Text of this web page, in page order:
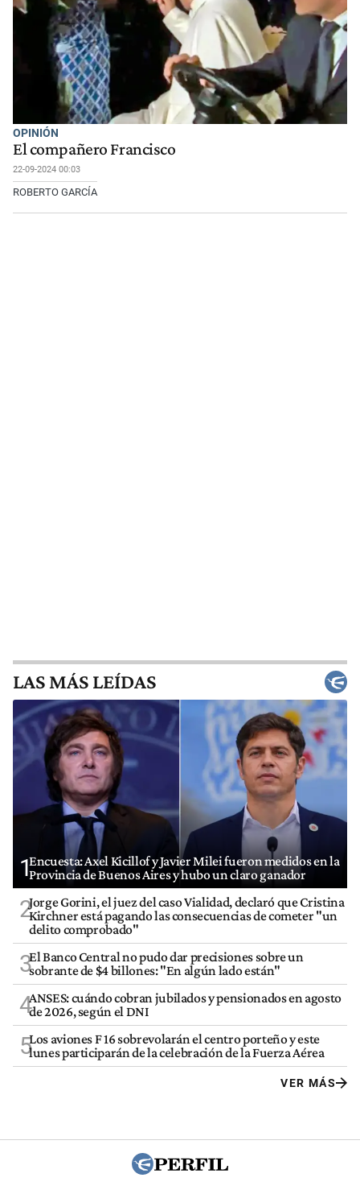
OPINIÓN
El compañero Francisco
22-09-2024 00:03
ROBERTO GARCÍA
LAS MÁS LEÍDAS
1Encuesta: Axel Kicillof y Javier Milei fueron medidos en la
Provincia de Buenos Aires y hubo un claro ganador
2Jorge Gorini, el juez del caso Vialidad, declaró que Cristina
Kirchner está pagando las consecuencias de cometer "un
delito comprobado"
3El Banco Central no pudo dar precisiones sobre un
sobrante de $4 billones: "En algún lado están"
4ANSES: cuándo cobran jubilados y pensionados en agosto
de 2026, según el DNI
5Los aviones F 16 sobrevolarán el centro porteño y este
lunes participarán de la celebración de la Fuerza Aérea
VER MÁS